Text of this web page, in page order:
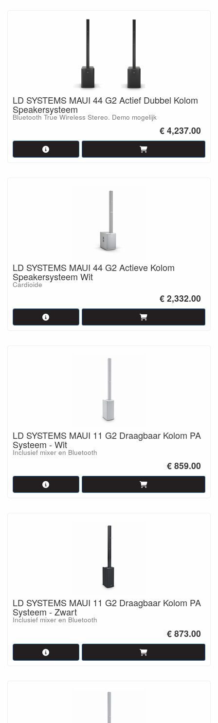
LD SYSTEMS MAUI 44 G2 Actief Dubbel Kolom
Speakersysteem
Bluetooth True Wireless Stereo. Demo mogelijk
€ 4,237.00
LD SYSTEMS MAUI 44 G2 Actieve Kolom
Speakersysteem Wit
Cardioide
€ 2,332.00
LD SYSTEMS MAUI 11 G2 Draagbaar Kolom PA
Systeem - Wit
Inclusief mixer en Bluetooth
€ 859.00
LD SYSTEMS MAUI 11 G2 Draagbaar Kolom PA
Systeem - Zwart
Inclusief mixer en Bluetooth
€ 873.00